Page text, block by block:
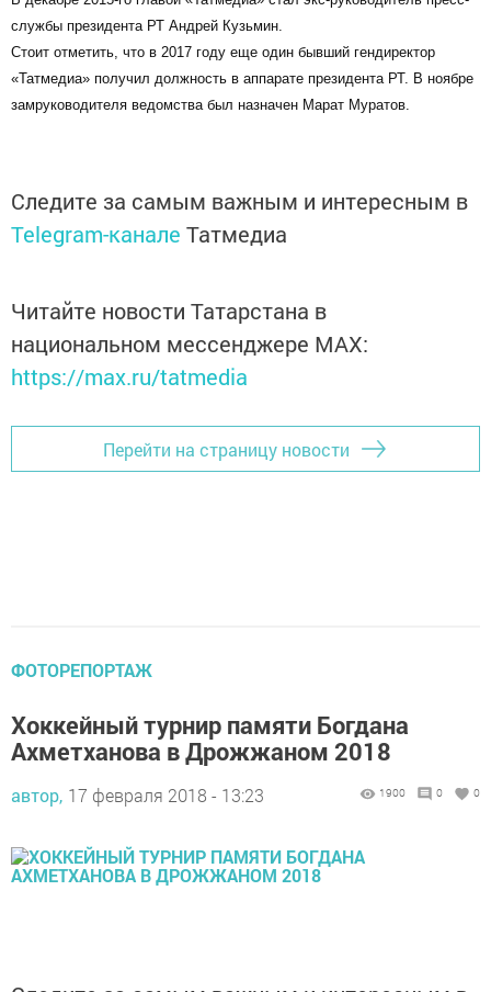
службы президента РТ Андрей Кузьмин.
Стоит отметить, что в 2017 году еще один бывший гендиректор
«Татмедиа» получил должность в аппарате президента РТ. В ноябре
замруководителя ведомства был назначен Марат Муратов.
Следите за самым важным и интересным в
Telegram-канале Татмедиа
Читайте новости Татарстана в
национальном мессенджере MАХ:
https://max.ru/tatmedia
Перейти на страницу новости
ФОТОРЕПОРТАЖ
Хоккейный турнир памяти Богдана
Ахметханова в Дрожжаном 2018
автор, 17 февраля 2018 - 13:23 1900 0 0